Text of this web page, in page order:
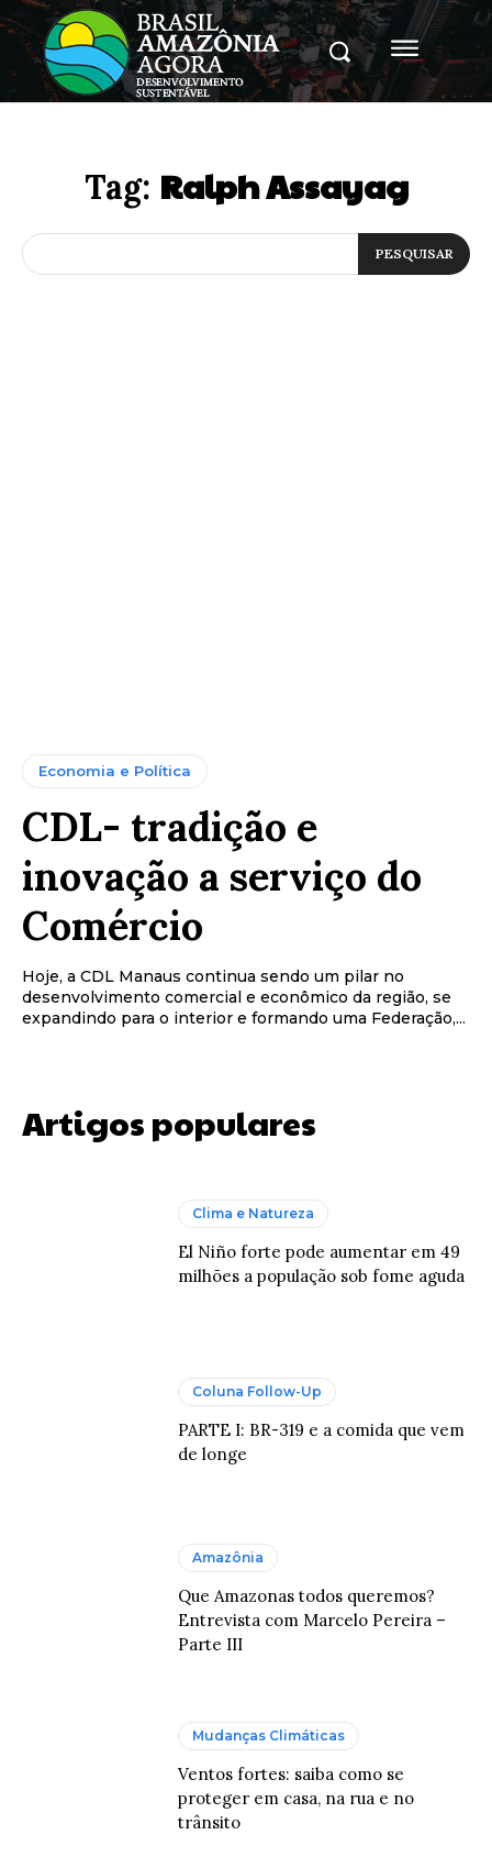
Tag: Ralph Assayag
PESQUISAR
Economia e Política
CDL- tradição e
inovação a serviço do
Comércio
Hoje, a CDL Manaus continua sendo um pilar no
desenvolvimento comercial e econômico da região, se
expandindo para o interior e formando uma Federação,...
Artigos populares
Clima e Natureza
El Niño forte pode aumentar em 49
milhões a população sob fome aguda
Coluna Follow-Up
PARTE I: BR-319 e a comida que vem
de longe
Amazônia
Que Amazonas todos queremos?
Entrevista com Marcelo Pereira –
Parte III
Mudanças Climáticas
Ventos fortes: saiba como se
proteger em casa, na rua e no
trânsito